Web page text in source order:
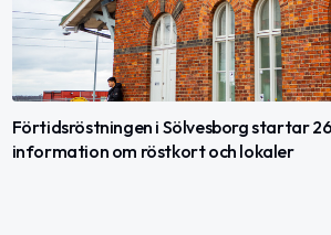
Förtidsröstningen i Sölvesborg startar
information om röstkort och lokaler